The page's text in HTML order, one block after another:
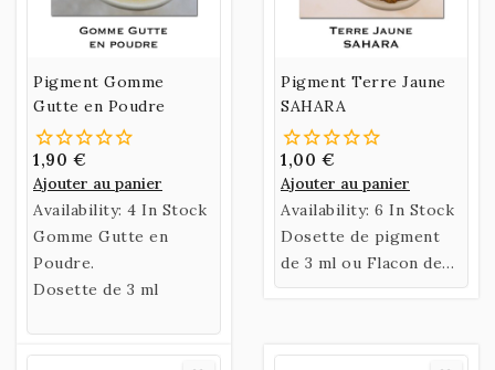
Pigment Gomme
Gutte en Poudre
1,90 €
Ajouter au panier
Availability: 4 In Stock
Gomme Gutte en
Poudre.
Dosette de 3 ml
Pigment Terre Jaune
SAHARA
1,00 €
Ajouter au panier
Availability: 6 In Stock
Dosette de pigment
de 3 ml ou Flacon de
35 ml de Terre Jaune